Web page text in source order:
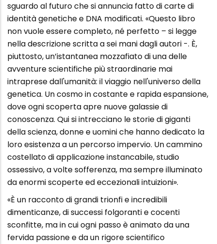
sguardo al futuro che si annuncia fatto di carte di
identità genetiche e DNA modificati. «Questo libro
non vuole essere completo, né perfetto – si legge
nella descrizione scritta a sei mani dagli autori -. È,
piuttosto, un’istantanea mozzafiato di una delle
avventure scientifiche più straordinarie mai
intraprese dall'umanità: il viaggio nell'universo della
genetica. Un cosmo in costante e rapida espansione,
dove ogni scoperta apre nuove galassie di
conoscenza. Qui si intrecciano le storie di giganti
della scienza, donne e uomini che hanno dedicato la
loro esistenza a un percorso impervio. Un cammino
costellato di applicazione instancabile, studio
ossessivo, a volte sofferenza, ma sempre illuminato
da enormi scoperte ed eccezionali intuizioni».
«È un racconto di grandi trionfi e incredibili
dimenticanze, di successi folgoranti e cocenti
sconfitte, ma in cui ogni passo è animato da una
fervida passione e da un rigore scientifico